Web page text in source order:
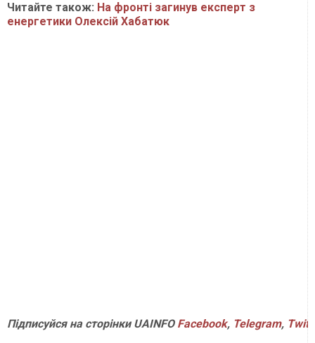
Читайте також: На фронті загинув експерт з
енергетики Олексій Хабатюк
Підписуйся на сторінки UAINFO Facebook, Telegram,